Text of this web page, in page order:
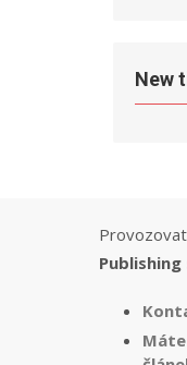
New
Publishing